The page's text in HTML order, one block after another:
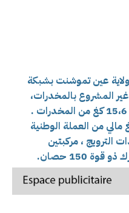
عين تموشنت بشبكة
المشروع بالمخدرات،
من العملة الوطنية
الترويج ، مركبتين
150 حصان.